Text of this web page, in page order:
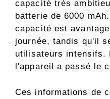
capacité très
batterie de 6000
capacité est
journée, tandis qu'il
utilisateurs intensifs.
l'appareil a passé le
Ces informations de